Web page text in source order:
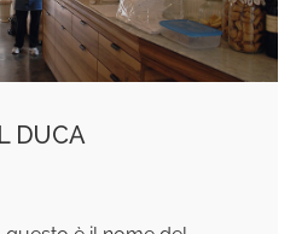
DUCA